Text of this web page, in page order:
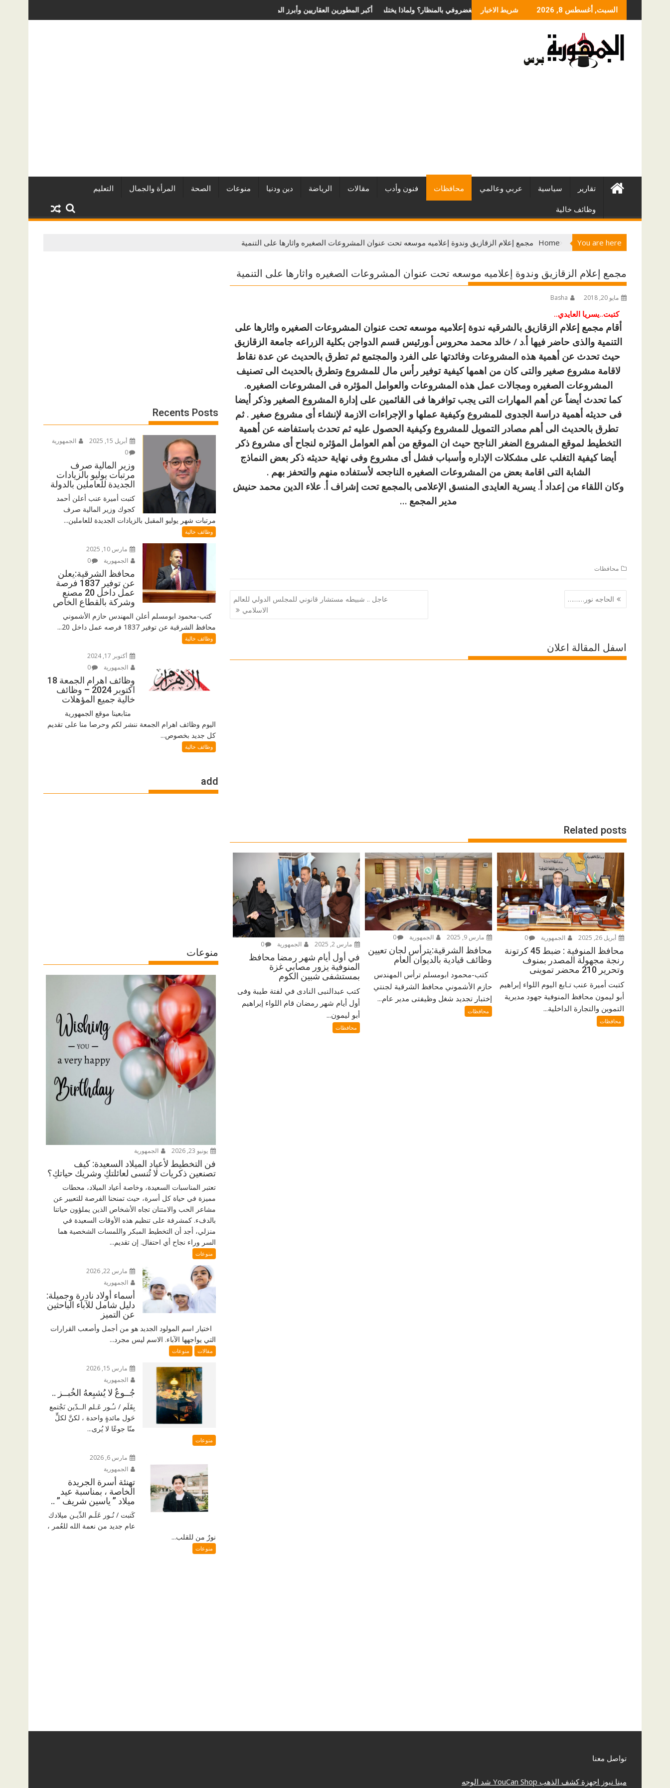
to
السبت, أغسطس 8, 2026 شريط الاخبار أفضل شركات التطوير العقاري في مصر من URE | أكبر المطورين العقاريين وأبرز المشروعاتما الذي يحدد سعر عملية الانزلاق الغضروفي بالمنظار؟ ولماذا يختلف من مريض لآخر؟
تقارير سياسية عربي وعالمي محافظات فنون وأدب مقالات الرياضة دين ودنيا منوعات الصحة المرأة والجمال التعليم
وظائف خالية
You are here
Home مجمع إعلام الزقازيق وندوة إعلاميه موسعه تحت عنوان المشروعات الصغيره واثارها على التنمية
مجمع إعلام الزقازيق وندوة إعلاميه موسعه تحت عنوان المشروعات الصغيره واثارها على التنمية
مايو 20, 2018 Basha
كتبت..يسريا العايدي..
أقام مجمع إعلام الزقازيق بالشرقيه ندوة إعلاميه موسعه تحت عنوان المشروعات الصغيره واثارها على
التنمية والذى حاضر فيها أ.د / خالد محمد محروس أ.ورئيس قسم الدواجن بكلية الزراعه جامعة الزقازيق
حيث تحدث عن أهمية هذه المشروعات وفائدتها على الفرد والمجتمع ثم تطرق بالحديث عن عدة نقاط
لاقامة مشروع صغير والتى كان من اهمها كيفية توفير رأس مال للمشروع وتطرق بالحديث الى تصنيف
المشروعات الصغيره ومجالات عمل هذه المشروعات والعوامل المؤثره فى المشروعات الصغيره.
كما تحدث أيضاً عن أهم المهارات التى يجب توافرها فى القائمين على إدارة المشروع الصغير وذكر أيضا
فى حديثه أهمية دراسة الجدوى للمشروع وكيفية عملها و الإجراءات الازمة لإنشاء أى مشروع صغير . ثم
تطرق بالحديث الى أهم مصادر التمويل للمشروع وكيفية الحصول عليه ثم تحدث باستفاضه عن أهمية
التخطيط لموقع المشروع الضغر الناجح حيث ان الموقع من أهم العوامل المؤثره لنجاح أى مشروع ذكر
أيضا كيفية التغلب على مشكلات الإداره وأسباب فشل أى مشروع وفى نهاية حديثه ذكر بعض النماذج
الشابة التى اقامة بعض من المشروعات الصغيره الناجحه لأستفاده منهم والتحفز بهم .
وكان اللقاء من إعداد أ. يسرية العايدى المنسق الإعلامى بالمجمع تحت إشراف أ. علاء الدين محمد حنيش
مدير المجمع …
محافظات
تصفّح
المقالات
الحاجه نور………
عاجل .. شبيطه مستشار قانوني للمجلس الدولي للعالم
الاسلامي
اسفل المقالة اعلان
Related posts
أبريل 26, 2025 الجمهورية 0
محافظ المنوفية : ضبط 45 كرتونة
رنجة مجهولة المصدر بمنوف
وتحرير 210 محضر تموينى
كتبت أميرة عنب تـابع اليوم اللواء إبراهيم
أبو ليمون محافظ المنوفية جهود مديرية
التموين والتجارة الداخلية...
محافظات
مارس 9, 2025 الجمهورية 0
محافظ الشرقية:يترأس لجان تعيين
وظائف قيادية بالديوان العام
كتب-محمود ابومسلم ترأس المهندس
حازم الأشموني محافظ الشرقية لجنتي
إختبار تجديد شغل وظيفتى مدير عام...
محافظات
مارس 2, 2025 الجمهورية 0
في أول أيام شهر رمضا محافظ
المنوفية يزور مصابي غزة
بمستشفى شبين الكوم
كتب عبدالنبى النادى في لفتة طيبة وفى
أول أيام شهر رمضان قام اللواء إبراهيم
أبو ليمون...
محافظات
Recents Posts
أبريل 15, 2025
الجمهورية
0
وزير المالية صرف
مرتبات يوليو بالزيادات
الجديدة للعاملين بالدولة
كتبت أميرة عنب أعلن أحمد
كجوك وزير المالية صرف
مرتبات شهر يوليو المقبل بالزيادات الجديدة للعاملين...
وظائف خالية
مارس 10, 2025
الجمهورية
0
محافظ الشرقية:يعلن
عن توفير 1837 فرصة
عمل داخل 20 مصنع
وشركة بالقطاع الخاص
كتب-محمود ابومسلم أعلن المهندس حازم الأشموني
محافظ الشرقية عن توفير 1837 فرصه عمل داخل 20...
وظائف خالية
أكتوبر 17, 2024
الجمهورية
0
وظائف اهرام الجمعة 18
اكتوبر 2024 – وظائف
خالية جميع المؤهلات
متابعينا موقع الجمهورية
اليوم وظائف اهرام الجمعة ننشر لكم وحرصا منا على تقديم
كل جديد بخصوص...
وظائف خالية
add
منوعات
يونيو 23, 2026 الجمهورية
فن التخطيط لأعياد الميلاد السعيدة: كيف
تصنعين ذكريات لا تُنسى لعائلتكِ وشريك حياتكِ؟
تعتبر المناسبات السعيدة، وخاصة أعياد الميلاد، محطات
مميزة في حياة كل أسرة، حيث تمنحنا الفرصة للتعبير عن
مشاعر الحب والامتنان تجاه الأشخاص الذين يملؤون حياتنا
بالدفء. كمشرفة على تنظيم هذه الأوقات السعيدة في
منزلي، أجد أن التخطيط المبكر واللمسات الشخصية هما
السر وراء نجاح أي احتفال. إن تقديم...
منوعات
مارس 22, 2026
الجمهورية
أسماء أولاد نادرة وجميلة:
دليل شامل للآباء الباحثين
عن التميز
اختيار اسم المولود الجديد هو من أجمل وأصعب القرارات
التي يواجهها الآباء. الاسم ليس مجرد...
مقالات منوعات
مارس 15, 2026
الجمهورية
جُــوعٌ لا يُشبِعهُ الخُبــز ..
بِقَلَم / نـُـور عَـلم الــدّين نَجْتمع
حَول مائدةٍ واحدة ، لكنَّ لكلٍّ
منّا جوعًا لا يُرى...
منوعات
مارس 6, 2026
الجمهورية
تهنئة أسرة الجريدة
الخاصة ، بمناسبة عيد
ميلاد ” ياسين شريف ” ..
كَتبت / نُـور عَلَـم الدِّيـن ميلادك
عام جديد من نعمة الله للعُمر ،
نورٌ من للقلب...
منوعات
تواصل معنا
مينا نيوز اجهزة كشف الذهب YouCan Shop شد الوجه